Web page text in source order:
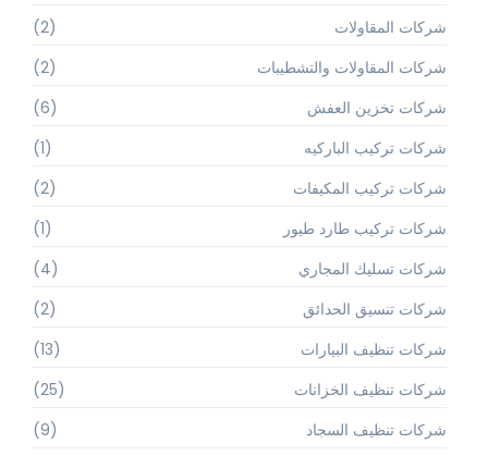
شركات المقاولات
(2)
شركات المقاولات والتشطيبات
(2)
شركات تخزين العفش
(6)
شركات تركيب الباركيه
(1)
شركات تركيب المكيفات
(2)
شركات تركيب طارد طيور
(1)
شركات تسليك المجاري
(4)
شركات تنسيق الحدائق
(2)
شركات تنظيف البيارات
(13)
شركات تنظيف الخزانات
(25)
شركات تنظيف السجاد
(9)